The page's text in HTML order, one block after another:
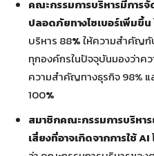
คณะกรรมการบริหารมีการ
ปลอดภัยทางไซเบอร์เพิ่มขึ้น
บริหาร 88%ให้ความสำคัญกั
ทุกองค์กรในปัจจุบันมองว่าค
ความสำคัญทางธุรกิจ 98%
100%
สมาชิกคณะกรรมการบริหา
เสี่ยงที่อาจเกิดจากการใช้AI